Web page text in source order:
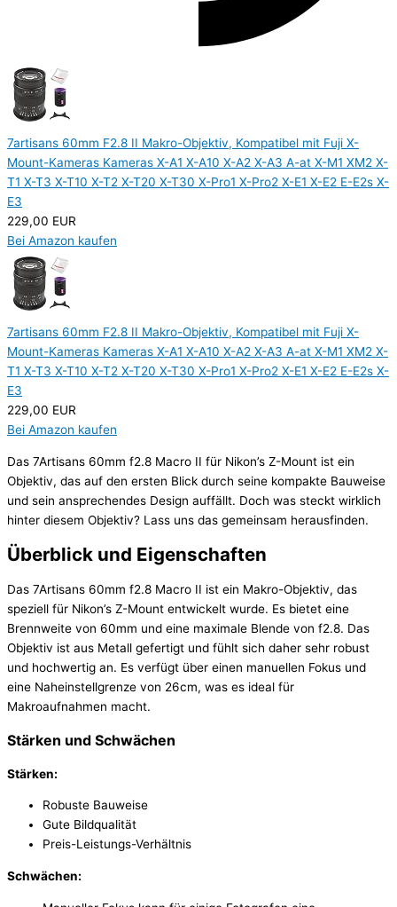
7artisans 60mm F2.8 II Makro-Objektiv, Kompatibel mit Fuji X-
Mount-Kameras Kameras X-A1 X-A10 X-A2 X-A3 A-at X-M1 XM2 X-
T1 X-T3 X-T10 X-T2 X-T20 X-T30 X-Pro1 X-Pro2 X-E1 X-E2 E-E2s X-
E3
229,00 EUR
Bei Amazon kaufen
7artisans 60mm F2.8 II Makro-Objektiv, Kompatibel mit Fuji X-
Mount-Kameras Kameras X-A1 X-A10 X-A2 X-A3 A-at X-M1 XM2 X-
T1 X-T3 X-T10 X-T2 X-T20 X-T30 X-Pro1 X-Pro2 X-E1 X-E2 E-E2s X-
E3
229,00 EUR
Bei Amazon kaufen
Das 7Artisans 60mm f2.8 Macro II für Nikon’s Z-Mount ist ein
Objektiv, das auf den ersten Blick durch seine kompakte Bauweise
und sein ansprechendes Design auffällt. Doch was steckt wirklich
hinter diesem Objektiv? Lass uns das gemeinsam herausfinden.
Überblick und Eigenschaften
Das 7Artisans 60mm f2.8 Macro II ist ein Makro-Objektiv, das
speziell für Nikon’s Z-Mount entwickelt wurde. Es bietet eine
Brennweite von 60mm und eine maximale Blende von f2.8. Das
Objektiv ist aus Metall gefertigt und fühlt sich daher sehr robust
und hochwertig an. Es verfügt über einen manuellen Fokus und
eine Naheinstellgrenze von 26cm, was es ideal für
Makroaufnahmen macht.
Stärken und Schwächen
Stärken:
Robuste Bauweise
Gute Bildqualität
Preis-Leistungs-Verhältnis
Schwächen: